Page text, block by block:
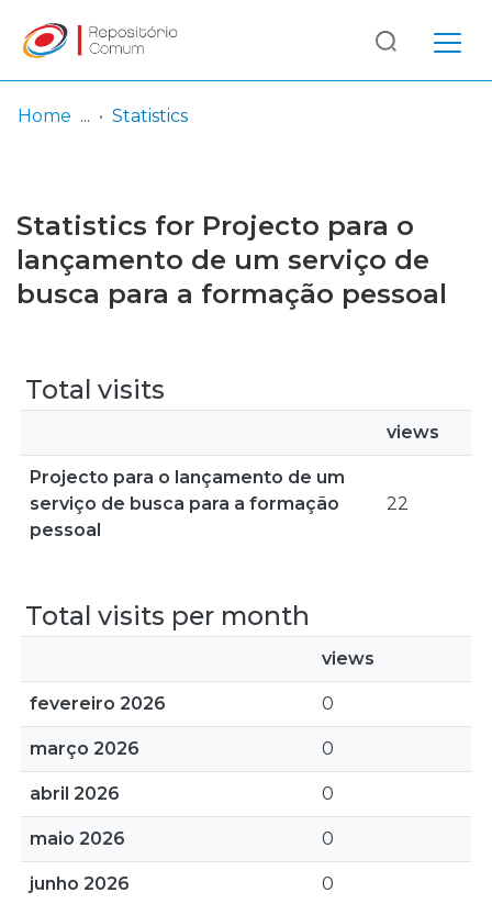
Browse repository
Entities
Log
In
(current)
Home Statistics
Statistics for Projecto para o
lançamento de um serviço de
busca para a formação pessoal
Total visits
views
Projecto para o lançamento de um
serviço de busca para a formação
pessoal
22
Total visits per month
views
fevereiro 2026 0
março 2026 0
abril 2026 0
maio 2026 0
junho 2026 0